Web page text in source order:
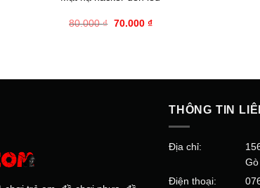
80.000₫ Giá
70.000 ₫Giá
THÔNG TIN
Địa chỉ:
Điện thoại: